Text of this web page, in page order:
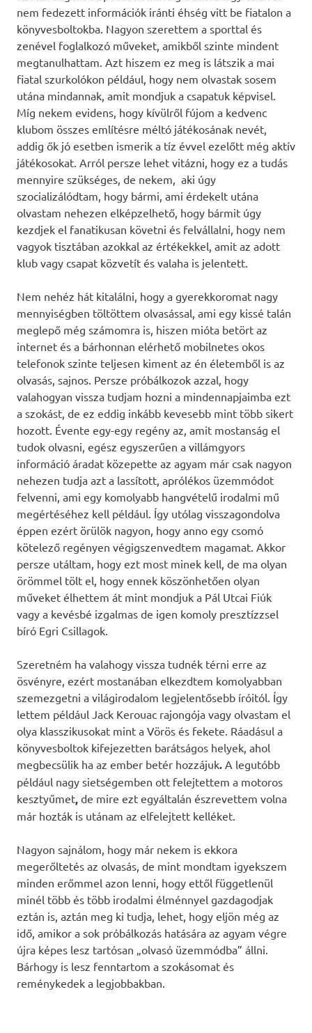
nem fedezett információk iránti éhség vitt be fiatalon a
könyvesboltokba. Nagyon szerettem a sporttal és
zenével foglalkozó műveket, amikből szinte mindent
megtanulhattam. Azt hiszem ez meg is látszik a mai
fiatal szurkolókon például, hogy nem olvastak sosem
utána mindannak, amit mondjuk a csapatuk képvisel.
Míg nekem evidens, hogy kívülről fújom a kedvenc
klubom összes említésre méltó játékosának nevét,
addig ők jó esetben ismerik a tíz évvel ezelőtt még aktív
játékosokat. Arról persze lehet vitázni, hogy ez a tudás
mennyire szükséges, de nekem, aki úgy
szocializálódtam, hogy bármi, ami érdekelt utána
olvastam nehezen elképzelhető, hogy bármit úgy
kezdjek el fanatikusan követni és felvállalni, hogy nem
vagyok tisztában azokkal az értékekkel, amit az adott
klub vagy csapat közvetít és valaha is jelentett.
Nem nehéz hát kitalálni, hogy a gyerekkoromat nagy
mennyiségben töltöttem olvasással, ami egy kissé talán
meglepő még számomra is, hiszen mióta betört az
internet és a bárhonnan elérhető mobilnetes okos
telefonok szinte teljesen kiment az én életemből is az
olvasás, sajnos. Persze próbálkozok azzal, hogy
valahogyan vissza tudjam hozni a mindennapjaimba ezt
a szokást, de ez eddig inkább kevesebb mint több sikert
hozott. Évente egy-egy regény az, amit mostanság el
tudok olvasni, egész egyszerűen a villámgyors
információ áradat közepette az agyam már csak nagyon
nehezen tudja azt a lassított, aprólékos üzemmódot
felvenni, ami egy komolyabb hangvételű irodalmi mű
megértéséhez kell például. Így utólag visszagondolva
éppen ezért örülök nagyon, hogy anno egy csomó
kötelező regényen végigszenvedtem magamat. Akkor
persze utáltam, hogy ezt most minek kell, de ma olyan
örömmel tölt el, hogy ennek köszönhetően olyan
műveket élhettem át mint mondjuk a Pál Utcai Fiúk
vagy a kevésbé izgalmas de igen komoly presztízzsel
bíró Egri Csillagok.
Szeretném ha valahogy vissza tudnék térni erre az
ösvényre, ezért mostanában elkezdtem komolyabban
szemezgetni a világirodalom legjelentősebb íróitól. Így
lettem például Jack Kerouac rajongója vagy olvastam el
olya klasszikusokat mint a Vörös és fekete. Ráadásul a
könyvesboltok kifejezetten barátságos helyek, ahol
megbecsülik ha az ember betér hozzájuk. A legutóbb
például nagy sietségemben ott felejtettem a motoros
kesztyűmet, de mire ezt egyáltalán észrevettem volna
már hozták is utánam az elfelejtett kelléket.
Nagyon sajnálom, hogy már nekem is ekkora
megerőltetés az olvasás, de mint mondtam igyekszem
minden erőmmel azon lenni, hogy ettől függetlenül
minél több és több irodalmi élménnyel gazdagodjak
eztán is, aztán meg ki tudja, lehet, hogy eljön még az
idő, amikor a sok próbálkozás hatására az agyam végre
újra képes lesz tartósan „olvasó üzemmódba” állni.
Bárhogy is lesz fenntartom a szokásomat és
reménykedek a legjobbakban.